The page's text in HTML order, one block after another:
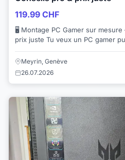
119.99 CHF
🖥️ Montage PC Gamer sur
prix juste Tu veux un PC gamer puissant, silencieux et bien
Meyrin, Genève
26.07.2026